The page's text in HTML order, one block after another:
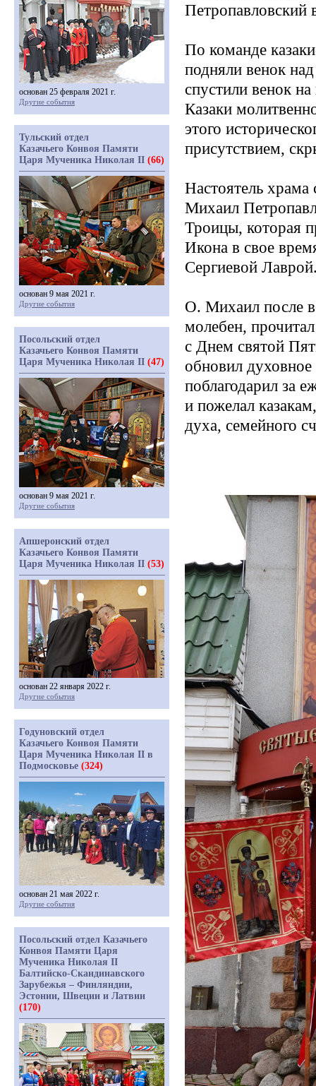
Петропавловский
По команде
подняли венок
спустили венок
Казаки
этого
присутствием,
Настоятель
Михаил
Троицы, которая
Икона в свое
Сергиевой
О. Михаил после
молебен,
с Днем святой
обновил духовное
поблагодарил за
и пожелал
духа, семейного
основан 25 февраля 2021 г.
Другие события
Тульский отдел
Казачьего Конвоя Памяти
Царя Мученика Николая II (66)
основан 9 мая 2021 г.
Другие события
Посольский отдел
Казачьего Конвоя Памяти
Царя Мученика Николая II (47)
основан 9 мая 2021 г.
Другие события
Апшеронский отдел
Казачьего Конвоя Памяти
Царя Мученика Николая II (53)
основан 22 января 2022 г.
Другие события
Годуновский отдел
Казачьего Конвоя Памяти
Царя Мученика Николая II в
Подмосковье (324)
основан 21 мая 2022 г.
Другие события
Посольский отдел Казачьего
Конвоя Памяти Царя
Мученика Николая II
Балтийско-Скандинавского
Зарубежья – Финляндии,
Эстонии, Швеции и Латвии
(170)